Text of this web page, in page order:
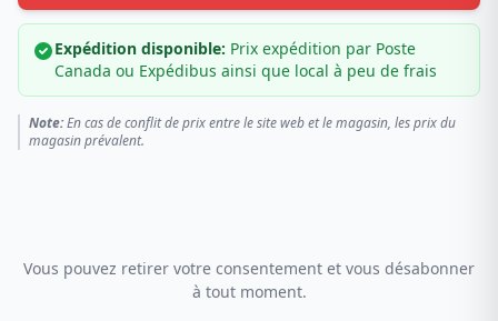
Expédition disponible: Prix expédition par Poste
Canada ou Expédibus ainsi que local à peu de frais
Note:En cas de conflit de prix entre le site web et le magasin, les prix du
magasin prévalent.
Vous pouvez retirer votre consentement et vous désabonner
à tout moment.